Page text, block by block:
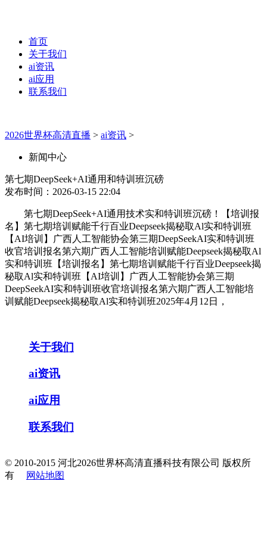
首页
关于我们
ai资讯
ai应用
联系我们
2026世界杯高清直播 > ai资讯 >
新闻中心
第七期DeepSeek+AI通用和特训班沉磅
发布时间：2026-03-15 22:04
第七期DeepSeek+AI通用技术实和特训班沉磅！【培训报
名】第七期培训赋能千行百业Deepseek揭秘取Al实和特训班
【AI培训】广西人工智能协会第三期DeepSeekAI实和特训班
收官培训报名第六期广西人工智能培训赋能Deepseek揭秘取Al
实和特训班【培训报名】第七期培训赋能千行百业Deepseek揭
秘取Al实和特训班【AI培训】广西人工智能协会第三期
DeepSeekAI实和特训班收官培训报名第六期广西人工智能培
训赋能Deepseek揭秘取Al实和特训班2025年4月12日，
关于我们
ai资讯
ai应用
联系我们
© 2010-2015 河北2026世界杯高清直播科技有限公司 版权所
有
网站地图